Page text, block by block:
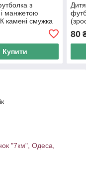
з
манжетою
камені смужка
від 104см до
Купити
80
"7км", Одеса,